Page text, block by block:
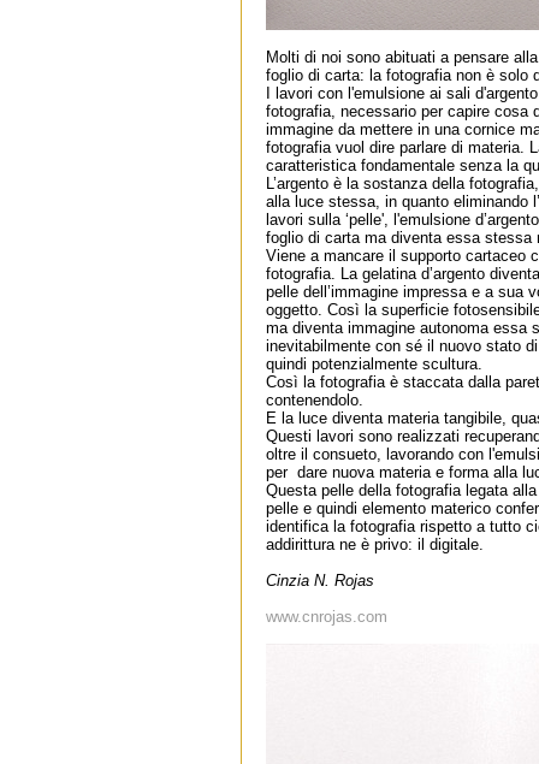
Molti di noi sono abituati a pensare
foglio di carta: la fotografia non è solo
I lavori con l'emulsione ai sali
fotografia, necessario per capire cosa
immagine da mettere in una cornice
fotografia vuol dire parlare di materia.
caratteristica fondamentale senza la
L’argento è la sostanza della
alla luce stessa, in quanto eliminando
lavori sulla ‘pelle', l'emulsione
foglio di carta ma diventa essa stessa
Viene a mancare il supporto cartaceo
fotografia. La gelatina d’argento
pelle dell’immagine impressa e a sua
oggetto. Così la superficie
ma diventa immagine autonoma essa
inevitabilmente con sé il nuovo stato
quindi potenzialmente scultura.
Così la fotografia è staccata dalla
contenendolo.
E la luce diventa materia tangibile,
Questi lavori sono realizzati
oltre il consueto, lavorando con
per dare nuova materia e forma alla
Questa pelle della fotografia legata
pelle e quindi elemento materico
identifica la fotografia rispetto a tutto
addirittura ne è privo: il digitale.
Cinzia N. Rojas
www.cnrojas.com